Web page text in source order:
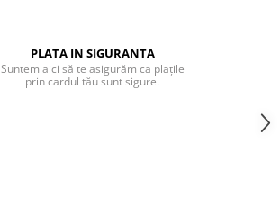
PLATA IN SIGURANTA
Suntem aici să te asigurăm ca plaţile
prin cardul tău sunt sigure.